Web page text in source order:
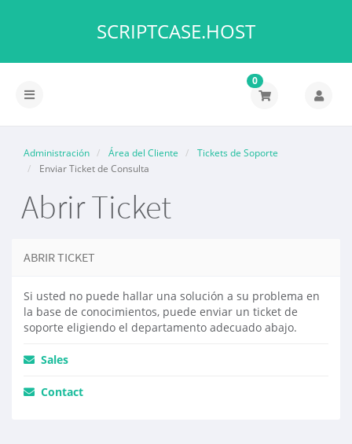
SCRIPTCASE.HOST
Alternar
0
Administración Área del Cliente
Tickets de Soporte
Enviar Ticket de Consulta
Abrir Ticket
ABRIR TICKET
Si usted no puede hallar una solución a su problema en
la base de conocimientos, puede enviar un ticket de
soporte eligiendo el departamento adecuado abajo.
Sales
Contact